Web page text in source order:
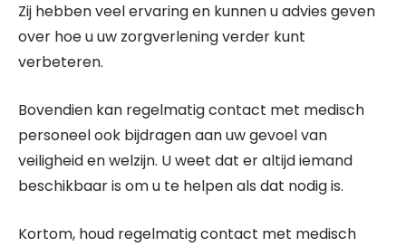
Zij hebben veel ervaring en kunnen u advies geven
over hoe u uw zorgverlening verder kunt
verbeteren.
Bovendien kan regelmatig contact met medisch
personeel ook bijdragen aan uw gevoel van
veiligheid en welzijn. U weet dat er altijd iemand
beschikbaar is om u te helpen als dat nodig is.
Kortom, houd regelmatig contact met medisch